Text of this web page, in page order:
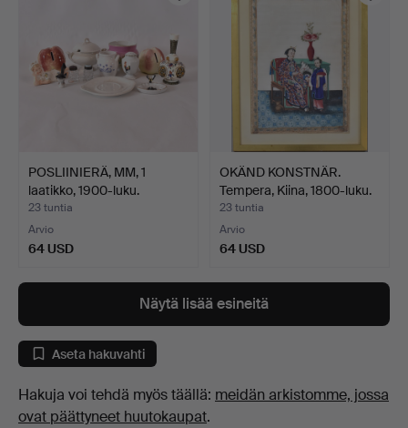
POSLIINIERÄ, MM, 1
laatikko, 1900-luku.
23 tuntia
Arvio
64 USD
OKÄND KONSTNÄR.
Tempera, Kiina, 1800-luku.
23 tuntia
Arvio
64 USD
Näytä lisää esineitä
Aseta hakuvahti
Hakuja voi tehdä myös täällä: meidän arkistomme, jossa
ovat päättyneet huutokaupat.